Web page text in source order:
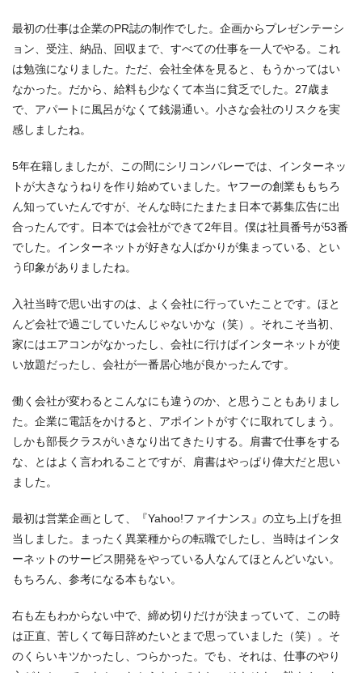
最初の仕事は企業のPR誌の制作でした。企画からプレゼンテーシ
ョン、受注、納品、回収まで、すべての仕事を一人でやる。これ
は勉強になりました。ただ、会社全体を見ると、もうかってはい
なかった。だから、給料も少なくて本当に貧乏でした。27歳ま
で、アパートに風呂がなくて銭湯通い。小さな会社のリスクを実
感しましたね。
5年在籍しましたが、この間にシリコンバレーでは、インターネッ
トが大きなうねりを作り始めていました。ヤフーの創業ももちろ
ん知っていたんですが、そんな時にたまたま日本で募集広告に出
合ったんです。日本では会社ができて2年目。僕は社員番号が53番
でした。インターネットが好きな人ばかりが集まっている、とい
う印象がありましたね。
入社当時で思い出すのは、よく会社に行っていたことです。ほと
んど会社で過ごしていたんじゃないかな（笑）。それこそ当初、
家にはエアコンがなかったし、会社に行けばインターネットが使
い放題だったし、会社が一番居心地が良かったんです。
働く会社が変わるとこんなにも違うのか、と思うこともありまし
た。企業に電話をかけると、アポイントがすぐに取れてしまう。
しかも部長クラスがいきなり出てきたりする。肩書で仕事をする
な、とはよく言われることですが、肩書はやっぱり偉大だと思い
ました。
最初は営業企画として、『Yahoo!ファイナンス』の立ち上げを担
当しました。まったく異業種からの転職でしたし、当時はインタ
ーネットのサービス開発をやっている人なんてほとんどいない。
もちろん、参考になる本もない。
右も左もわからない中で、締め切りだけが決まっていて、この時
は正直、苦しくて毎日辞めたいとまで思っていました（笑）。そ
のくらいキツかったし、つらかった。でも、それは、仕事のやり